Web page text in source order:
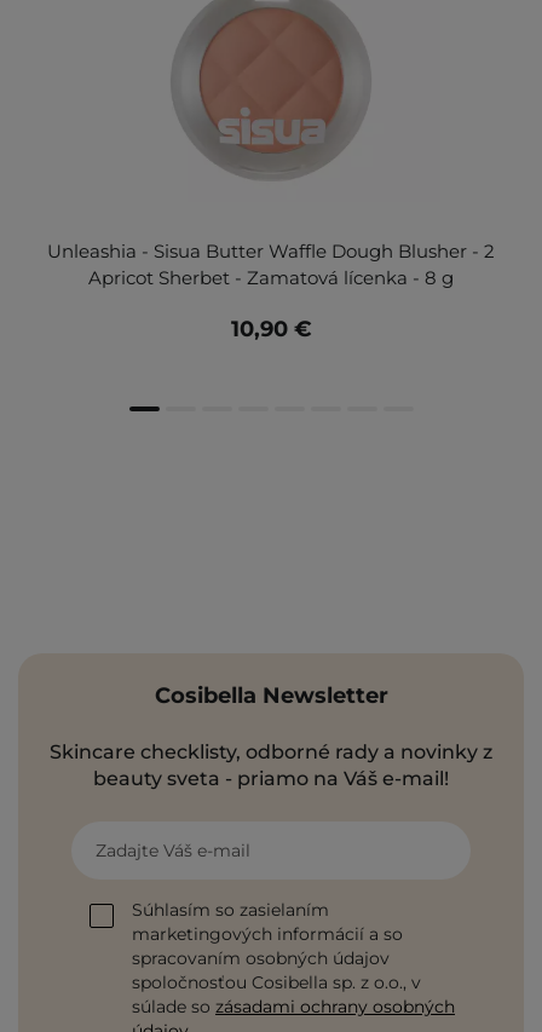
Unleashia - Sisua Butter Waffle Dough Blusher - 2
Apricot Sherbet - Zamatová lícenka - 8 g
10,90 €
Cosibella Newsletter
Skincare checklisty, odborné rady a novinky z
beauty sveta - priamo na Váš e-mail!
Zadajte Váš e-mail
Súhlasím so zasielaním
marketingových informácií a so
spracovaním osobných údajov
spoločnosťou Cosibella sp. z o.o., v
súlade so zásadami ochrany osobných